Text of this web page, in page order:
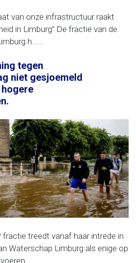
van onze infrastructuur raakt
in Limburg” De fractie van de
h......
tegen
niet gesjoemeld
fractie treedt vanaf haar intrede in
Waterschap Limburg als enige op
......